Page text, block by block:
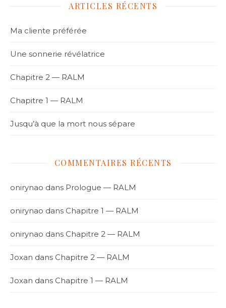
ARTICLES RÉCENTS
Ma cliente préférée
Une sonnerie révélatrice
Chapitre 2 — RALM
Chapitre 1 — RALM
Jusqu’à que la mort nous sépare
COMMENTAIRES RÉCENTS
onirynao dans Prologue — RALM
onirynao dans Chapitre 1 — RALM
onirynao dans Chapitre 2 — RALM
Joxan dans Chapitre 2 — RALM
Joxan dans Chapitre 1 — RALM